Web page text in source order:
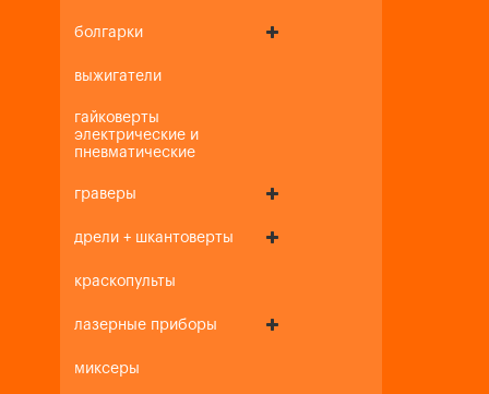
болгарки
выжигатели
гайковерты
электрические и
пневматические
граверы
дрели + шкантоверты
краскопульты
лазерные приборы
миксеры